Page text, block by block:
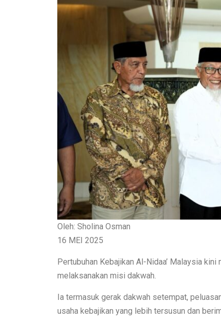
Oleh: Sholina Osman
16 MEI 2025
Pertubuhan Kebajikan Al-Nidaa’ Malaysia
melaksanakan misi dakwah.
Ia termasuk gerak dakwah setempat,
usaha kebajikan yang lebih tersusun dan